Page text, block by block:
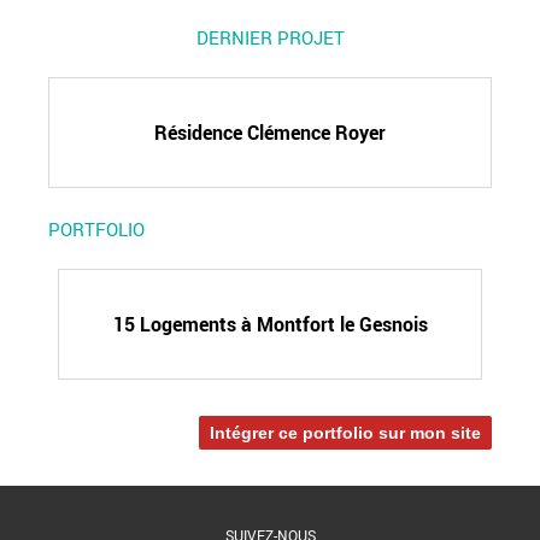
DERNIER PROJET
Résidence Clémence Royer
PORTFOLIO
15 Logements à Montfort le Gesnois
Intégrer ce portfolio sur mon site
SUIVEZ-NOUS